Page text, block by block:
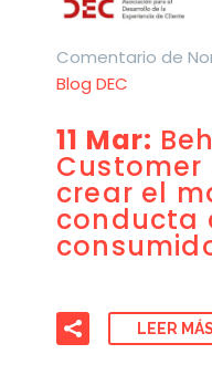
Comentario de
Blog DEC
11 Mar:
Customer
crear el
conducta
LEER MÁS